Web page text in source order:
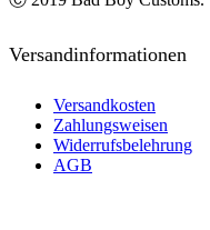
Versandinformationen
Versandkosten
Zahlungsweisen
Widerrufsbelehrung
AGB